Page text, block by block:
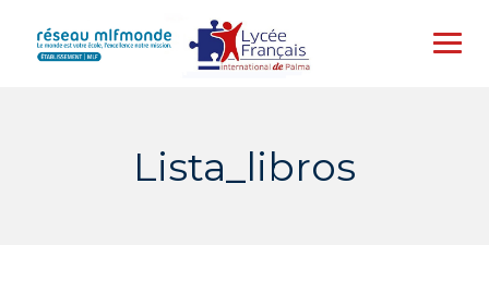
content
Lista_libros